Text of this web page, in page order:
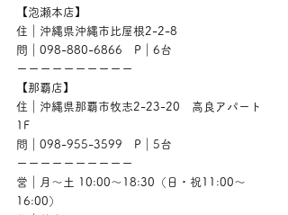
【泡瀬本店】
住｜沖縄県沖縄市比屋根2-2-8
問｜098-880-6866　P｜6台
ーーーーーーーーーー
【那覇店】
住｜沖縄県那覇市牧志2-23-20　高良アパート
1F
問｜098-955-3599　P｜5台
ーーーーーーーーーー
営｜月〜土 10:00〜18:30（日・祝11:00〜
16:00）